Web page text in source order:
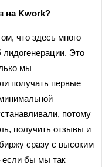
на Kwork?
что здесь много
лидогенерации. Это
мы
получать первые
потому
получить отзывы и
сразу с высоким
если бы мы так